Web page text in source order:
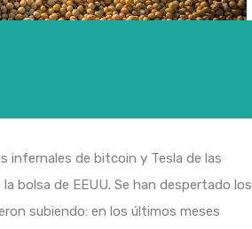
infernales de bitcoin y Tesla de las
bolsa de EEUU. Se han despertado los
subiendo: en los últimos meses